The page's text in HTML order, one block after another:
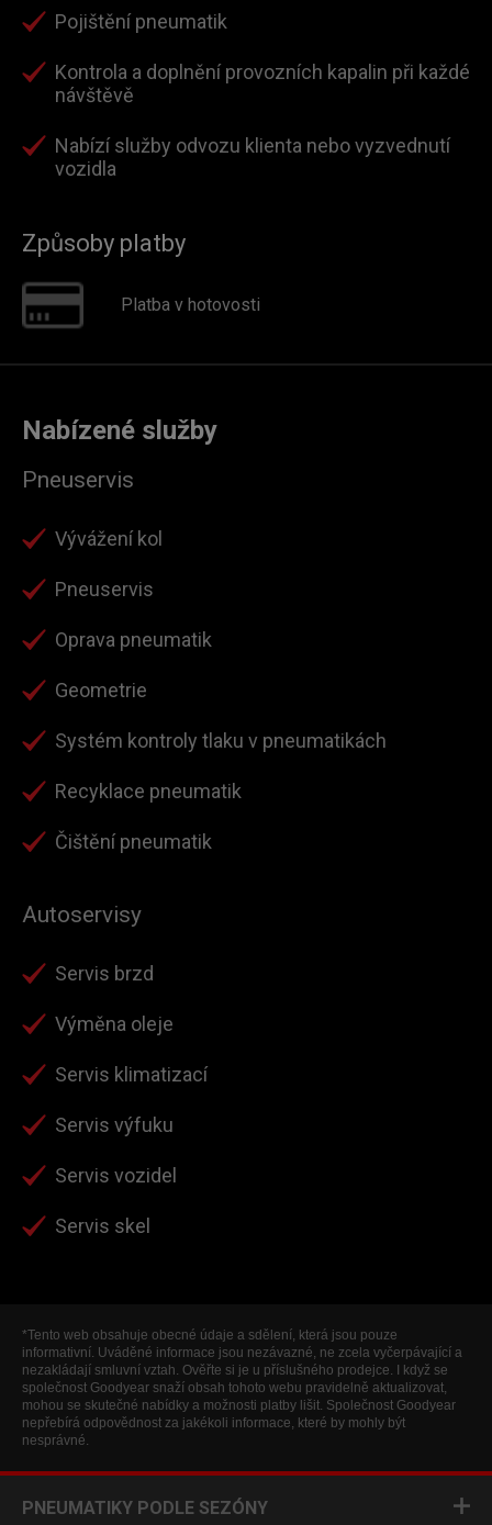
Pojištění pneumatik
Kontrola a doplnění provozních kapalin při každé
návštěvě
Nabízí služby odvozu klienta nebo vyzvednutí
vozidla
Způsoby platby
Platba v hotovosti
Nabízené služby
Pneuservis
Vývážení kol
Pneuservis
Oprava pneumatik
Geometrie
Systém kontroly tlaku v pneumatikách
Recyklace pneumatik
Čištění pneumatik
Autoservisy
Servis brzd
Výměna oleje
Servis klimatizací
Servis výfuku
Servis vozidel
Servis skel
*Tento web obsahuje obecné údaje a sdělení, která jsou pouze
informativní. Uváděné informace jsou nezávazné, ne zcela vyčerpávající a
nezakládají smluvní vztah. Ověřte si je u příslušného prodejce. I když se
společnost Goodyear snaží obsah tohoto webu pravidelně aktualizovat,
mohou se skutečné nabídky a možnosti platby lišit. Společnost Goodyear
nepřebírá odpovědnost za jakékoli informace, které by mohly být
nesprávné.
PNEUMATIKY PODLE SEZÓNY